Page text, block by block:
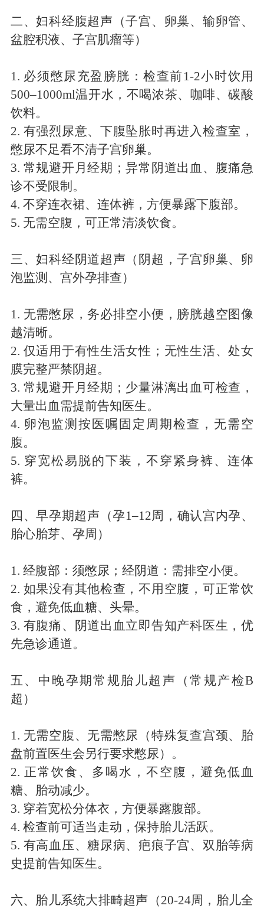
二、妇科经腹超声（子宫、卵巢、输卵管、
盆腔积液、子宫肌瘤等）
1. 必须憋尿充盈膀胱：检查前 1-2小时饮用
500–1000ml温开水，不喝浓茶、咖啡、碳酸
饮料。
2. 有强烈尿意、下腹坠胀时再进入检查室，
憋尿不足看不清子宫卵巢。
3. 常规避开月经期；异常阴道出血、腹痛急
诊不受限制。
4. 不穿连衣裙、连体裤，方便暴露下腹部。
5. 无需空腹，可正常清淡饮食。
三、妇科经阴道超声（阴超，子宫卵巢、卵
泡监测、宫外孕排查）
1. 无需憋尿，务必排空小便，膀胱越空图像
越清晰。
2. 仅适用于有性生活女性；无性生活、处女
膜完整严禁阴超。
3. 常规避开月经期；少量淋漓出血可检查，
大量出血需提前告知医生。
4. 卵泡监测按医嘱固定周期检查，无需空
腹。
5. 穿宽松易脱的下装，不穿紧身裤、连体
裤。
四、早孕期超声（孕1–12周，确认宫内孕、
胎心胎芽、孕周）
1. 经腹部：须憋尿；经阴道：需排空小便。
2. 如果没有其他检查，不用空腹，可正常饮
食，避免低血糖、头晕。
3. 有腹痛、阴道出血立即告知产科医生，优
先急诊通道。
五、中晚孕期常规胎儿超声（常规产检B
超）
1. 无需空腹、无需憋尿（特殊复查宫颈、胎
盘前置医生会另行要求憋尿）。
2. 正常饮食、多喝水，不空腹，避免低血
糖、胎动减少。
3. 穿着宽松分体衣，方便暴露腹部。
4. 检查前可适当走动，保持胎儿活跃。
5. 有高血压、糖尿病、疤痕子宫、双胎等病
史提前告知医生。
六、胎儿系统大排畸超声（20-24周，胎儿全